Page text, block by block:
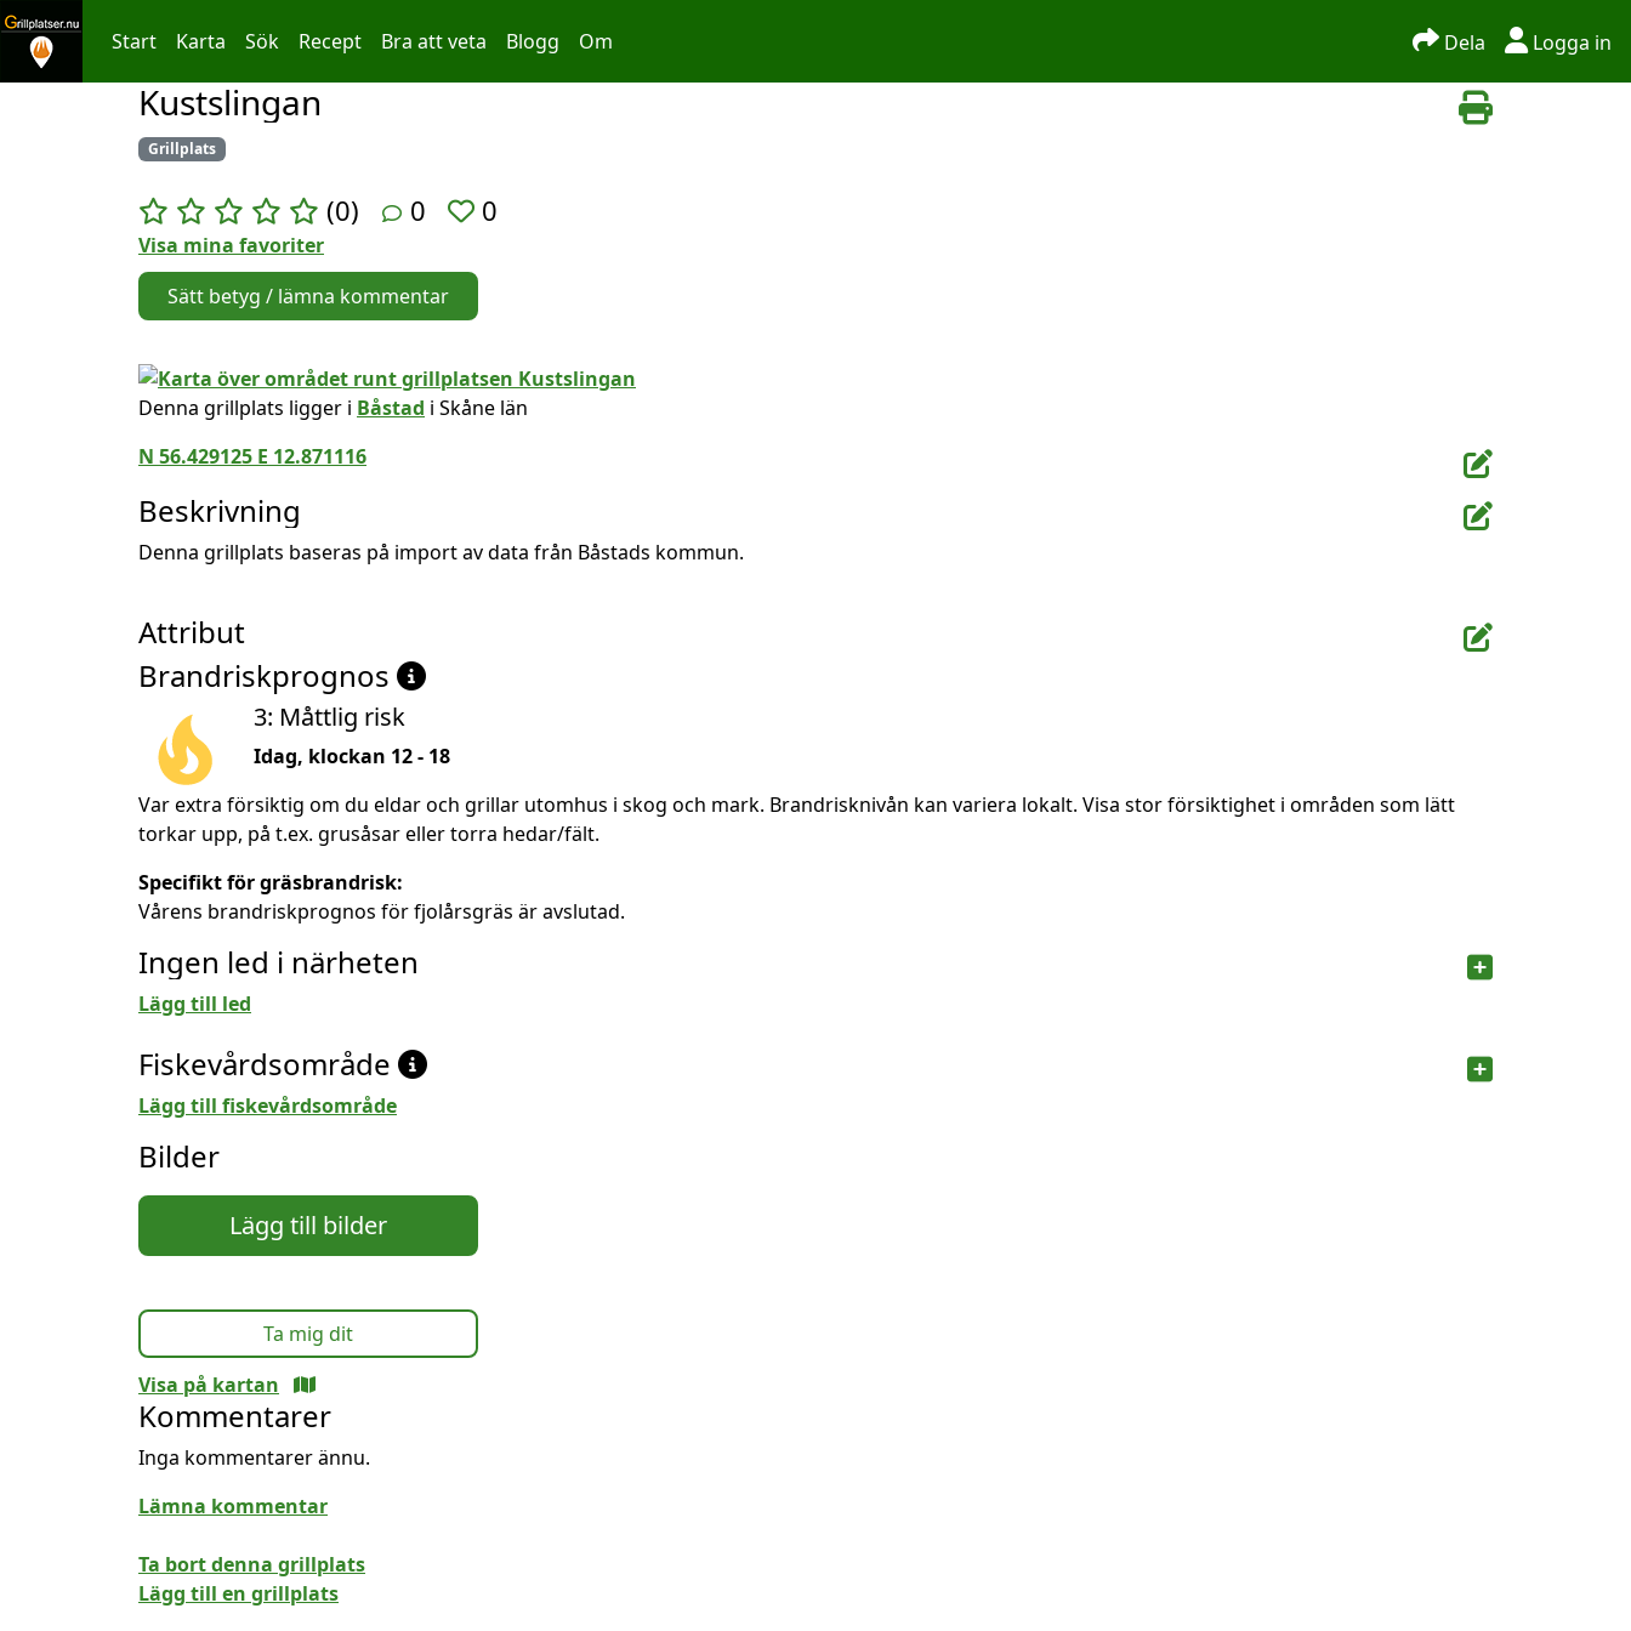
Hoppa till innehållet
Start Karta Sök Recept Bra att veta Blogg Om Dela Logga in
Kustslingan
Grillplats
(0) 0 0
Visa mina favoriter
Sätt betyg / lämna kommentar
Denna grillplats ligger i Båstad i Skåne län
N 56.429125 E 12.871116
Beskrivning
Denna grillplats baseras på import av data från Båstads kommun.
Attribut
Brandriskprognos
3: Måttlig risk
Idag, klockan 12 - 18
Var extra försiktig om du eldar och grillar utomhus i skog och mark. Brandrisknivån kan variera lokalt. Visa stor försiktighet i områden som lätt
torkar upp, på t.ex. grusåsar eller torra hedar/fält.
Specifikt för gräsbrandrisk:
Vårens brandriskprognos för fjolårsgräs är avslutad.
Ingen led i närheten
Lägg till led
Fiskevårdsområde
Lägg till fiskevårdsområde
Bilder
Lägg till bilder
Ta mig dit
Visa på kartan
Kommentarer
Inga kommentarer ännu.
Lämna kommentar
Ta bort denna grillplats
Lägg till en grillplats